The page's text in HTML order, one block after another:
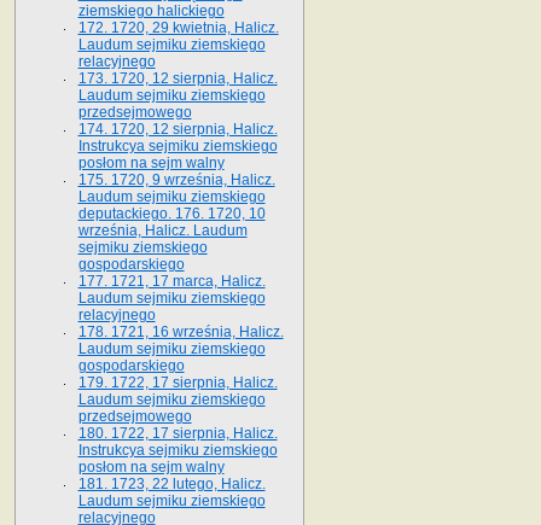
ziemskiego halickiego
172. 1720, 29 kwietnia, Halicz.
Laudum sejmiku ziemskiego
relacyjnego
173. 1720, 12 sierpnia, Halicz.
Laudum sejmiku ziemskiego
przedsejmowego
174. 1720, 12 sierpnia, Halicz.
Instrukcya sejmiku ziemskiego
posłom na sejm walny
175. 1720, 9 września, Halicz.
Laudum sejmiku ziemskiego
deputackiego. 176. 1720, 10
września, Halicz. Laudum
sejmiku ziemskiego
gospodarskiego
177. 1721, 17 marca, Halicz.
Laudum sejmiku ziemskiego
relacyjnego
178. 1721, 16 września, Halicz.
Laudum sejmiku ziemskiego
gospodarskiego
179. 1722, 17 sierpnia, Halicz.
Laudum sejmiku ziemskiego
przedsejmowego
180. 1722, 17 sierpnia, Halicz.
Instrukcya sejmiku ziemskiego
posłom na sejm walny
181. 1723, 22 lutego, Halicz.
Laudum sejmiku ziemskiego
relacyjnego